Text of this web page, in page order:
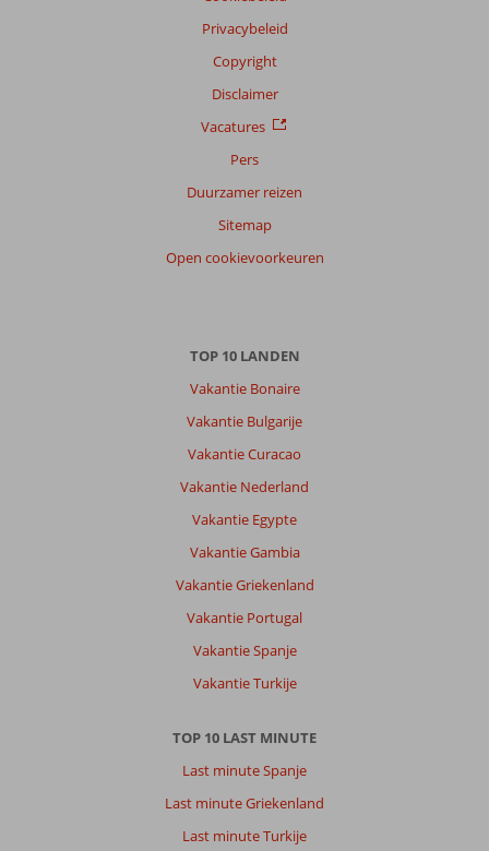
Privacybeleid
Copyright
Disclaimer
Vacatures
Pers
Duurzamer reizen
Sitemap
Open cookievoorkeuren
TOP 10 LANDEN
Vakantie Bonaire
Vakantie Bulgarije
Vakantie Curacao
Vakantie Nederland
Vakantie Egypte
Vakantie Gambia
Vakantie Griekenland
Vakantie Portugal
Vakantie Spanje
Vakantie Turkije
TOP 10 LAST MINUTE
Last minute Spanje
Last minute Griekenland
Last minute Turkije